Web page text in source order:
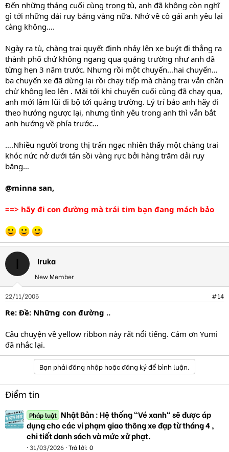
Đến những tháng cuối cùng trong tù, anh đã không còn nghĩ
gì tới những dải ruy băng vàng nữa. Nhớ về cô gái anh yêu lại
càng không….
Ngày ra tù, chàng trai quyết định nhảy lên xe buýt đi thẳng ra
thành phố chứ không ngang qua quảng trường như anh đã
từng hẹn 3 năm trước. Nhưng rồi một chuyến…hai chuyến…
ba chuyến xe đã dừng lại rồi chạy tiếp mà chàng trai vẫn chần
chừ không leo lên . Mãi tới khi chuyến cuối cùng đã chạy qua,
anh mới lầm lũi đi bộ tới quảng trường. Lý trí bảo anh hãy đi
theo hướng ngược lại, nhưng tình yêu trong anh thì vẫn bắt
anh hướng về phía trước…
….Nhiều người trong thị trấn ngạc nhiên thấy một chàng trai
khóc nức nở dưới tán sồi vàng rực bởi hàng trăm dải ruy
băng…
@minna san,
==> hãy đi con đường mà trái tim bạn đang mách bảo
I Iruka
New Member
22/11/2005 #14
Re: Ðề: Những con đường ..
Câu chuyện về yellow ribbon này rất nổi tiếng. Cám ơn Yumi
đã nhắc lại.
Bạn phải đăng nhập hoặc đăng ký để bình luận.
Điểm tin
Pháp luật Nhật Bản : Hệ thống "Vé xanh" sẽ được áp
dụng cho các vi phạm giao thông xe đạp từ tháng 4 ,
chi tiết danh sách và mức xử phạt.
31/03/2026 Trả lời: 0